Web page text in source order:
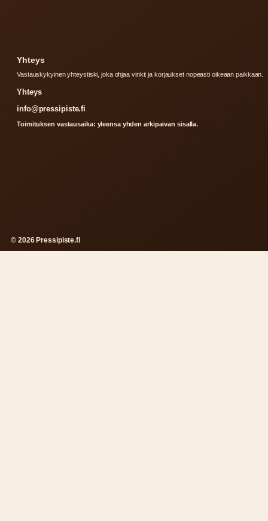
Yhteys
Vastauskykyinen yhteystiski, joka ohjaa vinkit ja korjaukset nopeasti oikeaan paikkaan.
Yhteys
info@pressipiste.fi
Toimituksen vastausaika: yleensa yhden arkipaivan sisalla.
© 2026 Pressipiste.fi